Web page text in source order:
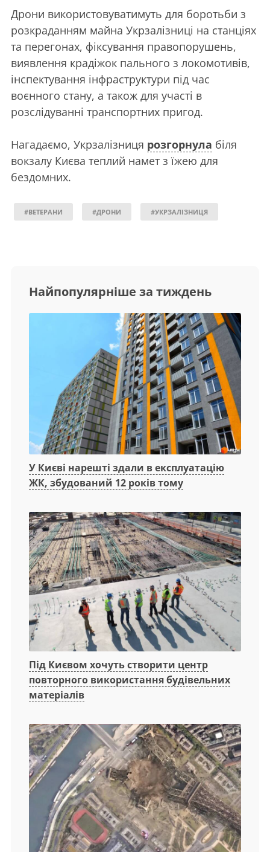
Дрони використовуватимуть для боротьби з
розкраданням майна Укрзалізниці на станціях
та перегонах, фіксування правопорушень,
виявлення крадіжок пального з локомотивів,
інспектування інфраструктури під час
воєнного стану, а також для участі в
розслідуванні транспортних пригод.
Нагадаємо, Укрзалізниця розгорнула біля
вокзалу Києва теплий намет з їжею для
бездомних.
#ВЕТЕРАНИ #ДРОНИ #УКРЗАЛІЗНИЦЯ
Найпопулярніше за тиждень
У Києві нарешті здали в експлуатацію
ЖК, збудований 12 років тому
Під Києвом хочуть створити центр
повторного використання будівельних
матеріалів